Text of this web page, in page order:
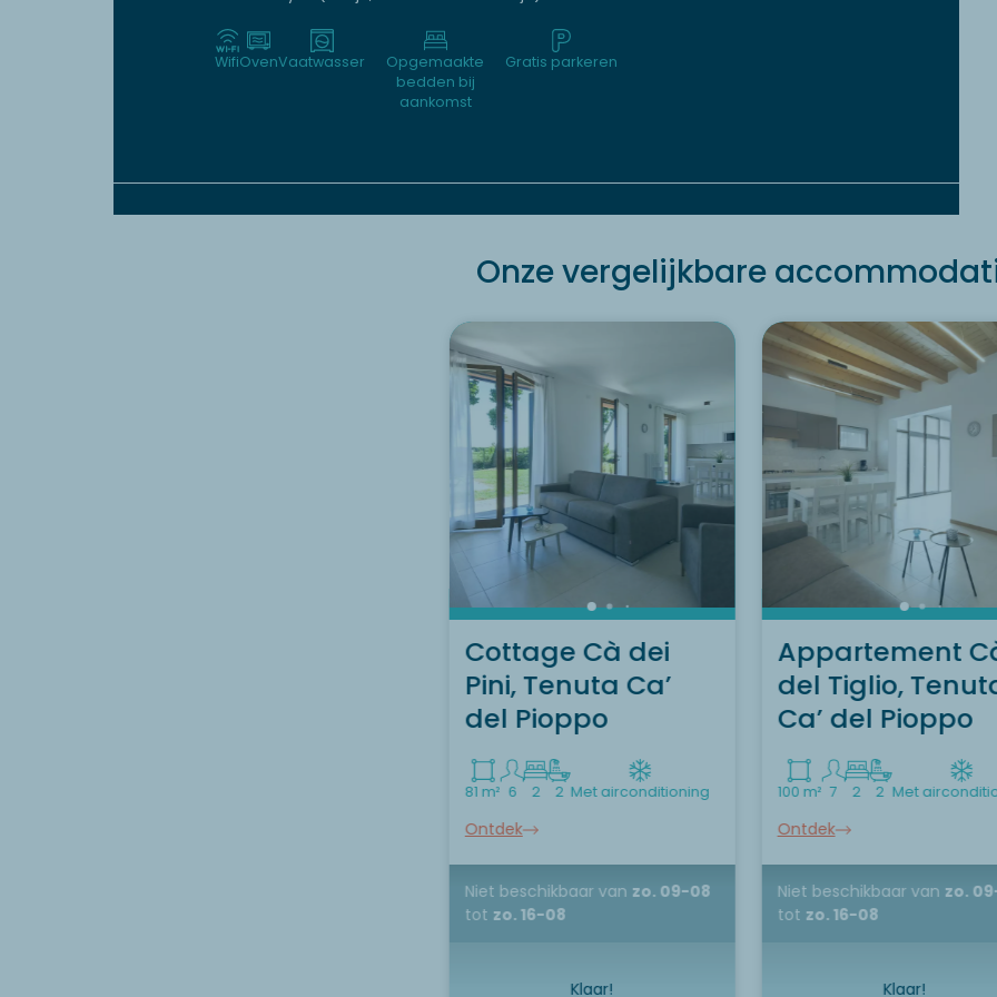
WifiOvenVaatwasser
Opgemaakte
bedden bij
aankomst
Gratis parkeren
Onze vergelijkbare
Cottage Cà dei
Pini, Tenuta Ca’
del Pioppo
81 m² 6 2 2 Met airconditioning
Ontdek
Niet beschikbaar van zo. 09-08
tot zo. 16-08
Klaar!
Appartement
del Tiglio,
Ca’ del Pioppo
100 m² 7 2 2 Met
Ontdek
Niet beschikbaar van zo.
tot zo. 16-08
Klaar!